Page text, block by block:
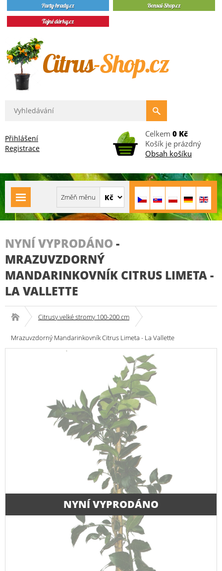
Přihlášení
Registrace
Celkem 0 Kč
Košík je prázdný
Obsah košíku
NYNÍ VYPRODÁNO -
MRAZUVZDORNÝ
MANDARINKOVNÍK CITRUS LIMETA -
LA VALLETTE
Citrusy velké stromy 100-200 cm
Mrazuvzdorný Mandarinkovník Citrus Limeta - La Vallette
NYNÍ VYPRODÁNO